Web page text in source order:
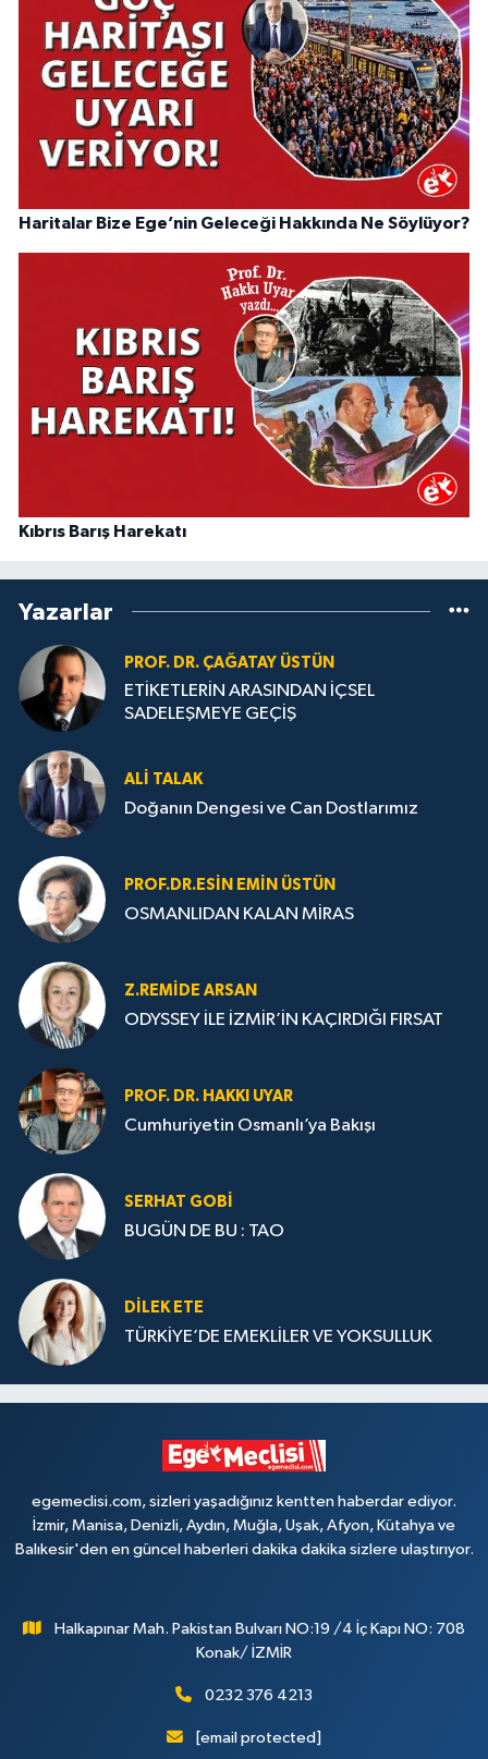
Haritalar Bize Ege’nin Geleceği Hakkında Ne Söylüyor?
Kıbrıs Barış Harekatı
Yazarlar
PROF. DR. ÇAĞATAY ÜSTÜN
ETİKETLERİN ARASINDAN İÇSEL
SADELEŞMEYE GEÇİŞ
ALI TALAK
Doğanın Dengesi ve Can Dostlarımız
PROF.DR.ESIN EMIN ÜSTÜN
OSMANLIDAN KALAN MİRAS
Z.REMIDE ARSAN
ODYSSEY İLE İZMİR’İN KAÇIRDIĞI FIRSAT
PROF. DR. HAKKI UYAR
Cumhuriyetin Osmanlı’ya Bakışı
SERHAT GOBİ
BUGÜN DE BU : TAO
DILEK ETE
TÜRKİYE’DE EMEKLİLER VE YOKSULLUK
egemeclisi.com, sizleri yaşadığınız kentten haberdar ediyor.
İzmir, Manisa, Denizli, Aydın, Muğla, Uşak, Afyon, Kütahya ve
Balıkesir'den en güncel haberleri dakika dakika sizlere ulaştırıyor.
Halkapınar Mah. Pakistan Bulvarı NO:19 /4 İç Kapı NO: 708
Konak/ İZMİR
0232 376 4213
[email protected]